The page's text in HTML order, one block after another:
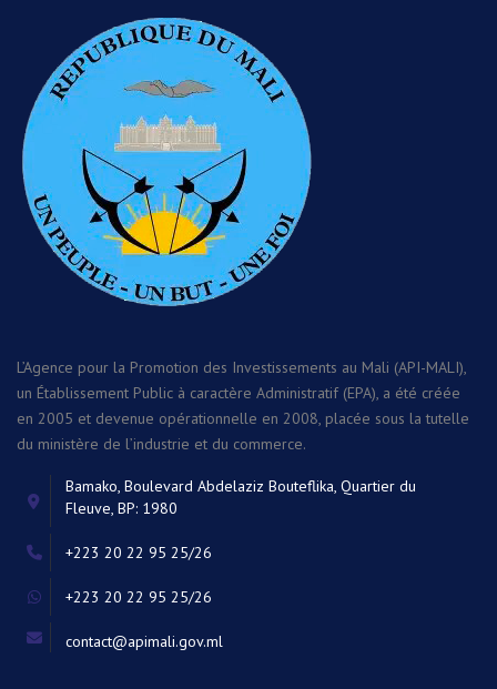
L’Agence pour la Promotion des Investissements au Mali (API-MALI),
un Établissement Public à caractère Administratif (EPA), a été créée
en 2005 et devenue opérationnelle en 2008, placée sous la tutelle
du ministère de l’industrie et du commerce.
Bamako, Boulevard Abdelaziz Bouteflika, Quartier du
Fleuve, BP: 1980
+223 20 22 95 25/26
+223 20 22 95 25/26
contact@apimali.gov.ml